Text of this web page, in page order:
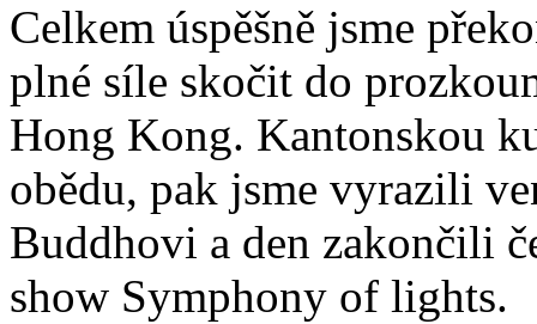
Celkem úspěšně jsme
plné síle skočit do
Hong Kong. Kantonskou
obědu, pak jsme vyrazili
Buddhovi a den zakončili
show Symphony of lights.